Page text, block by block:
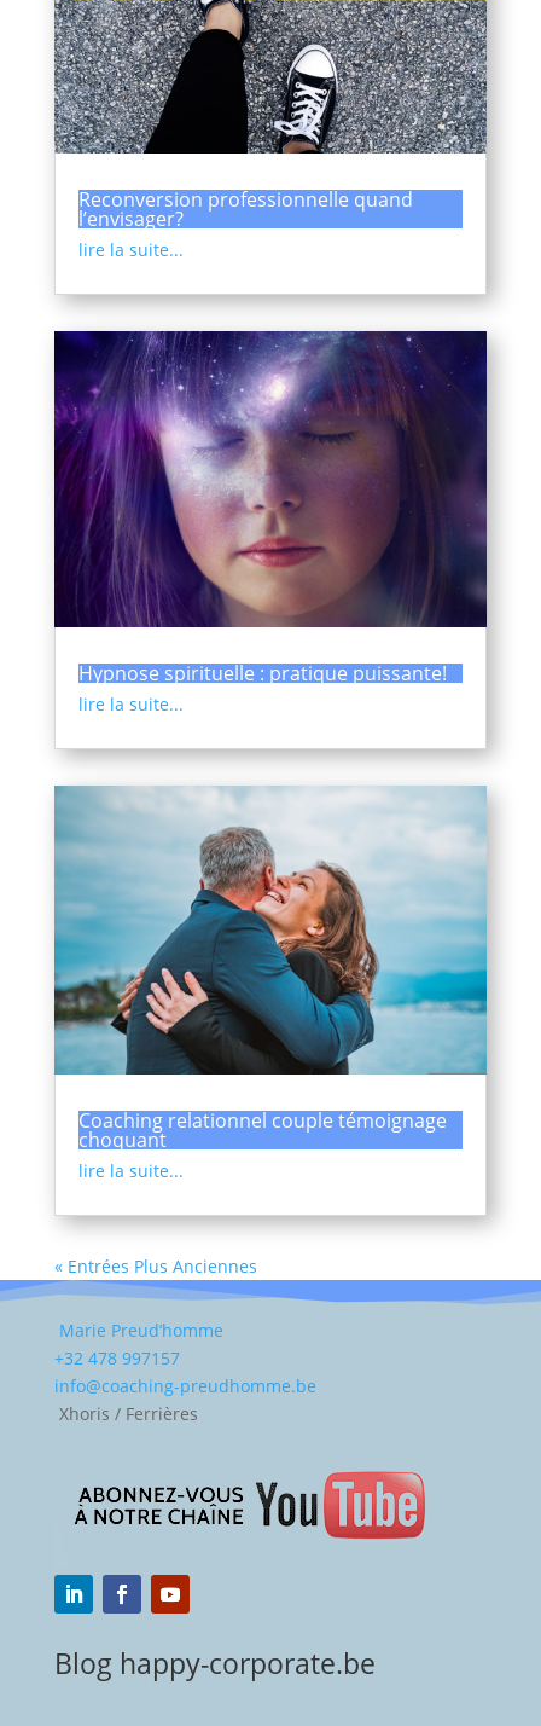
Reconversion professionnelle quand
l’envisager?
lire la suite...
Hypnose spirituelle : pratique puissante!
lire la suite...
Coaching relationnel couple témoignage
choquant
lire la suite...
« Entrées Plus Anciennes
Marie Preud’homme
+32 478 997157
info@coaching-preudhomme.be
Xhoris / Ferrières
Blog happy-corporate.be